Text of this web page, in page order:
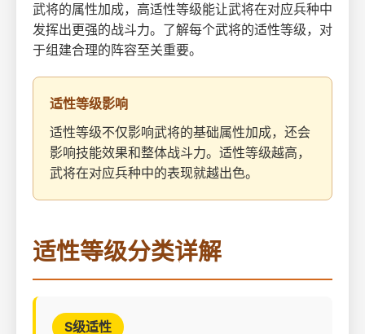
武将的属性加成，高适性等级能让武将在对应兵种中
发挥出更强的战斗力。了解每个武将的适性等级，对
于组建合理的阵容至关重要。
适性等级影响
适性等级不仅影响武将的基础属性加成，还会
影响技能效果和整体战斗力。适性等级越高，
武将在对应兵种中的表现就越出色。
适性等级分类详解
S级适性